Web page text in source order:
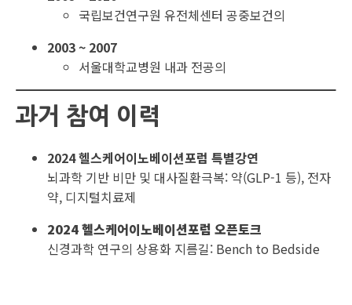
국립보건연구원 유전체센터 공중보건의
2003 ~ 2007
서울대학교병원 내과 전공의
과거 참여 이력
2024 헬스케어이노베이션포럼 특별강연
뇌과학 기반 비만 및 대사질환극복: 약(GLP-1 등), 전자
약, 디지털치료제
2024 헬스케어이노베이션포럼 오픈토크
신경과학 연구의 상용화 지름길: Bench to Bedside